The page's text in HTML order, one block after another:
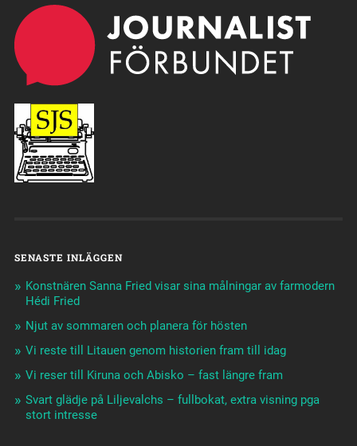
SENASTE INLÄGGEN
Konstnären Sanna Fried visar sina målningar av farmodern
Hédi Fried
Njut av sommaren och planera för hösten
Vi reste till Litauen genom historien fram till idag
Vi reser till Kiruna och Abisko – fast längre fram
Svart glädje på Liljevalchs – fullbokat, extra visning pga
stort intresse